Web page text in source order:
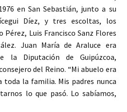
en San Sebastián, junto a su
Díez, y tres escoltas, los
Luis Francisco Sanz Flores
Juan María de Araluce era
la Diputación de Guipúzcoa,
del Reino. “Mi abuelo era
la familia. Mis padres nunca
lo que pasó. Lo sabíamos,